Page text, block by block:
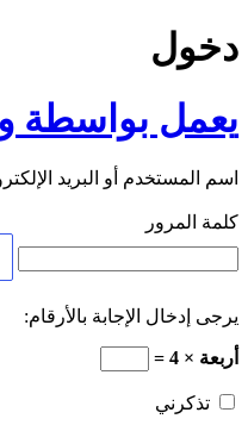
دخول
يعمل بواسطة
اسم المستخدم أو البريد
كلمة المرور
يرجى إدخال الإجابة بالأرقام:
أربعة × 4 =
تذكرني